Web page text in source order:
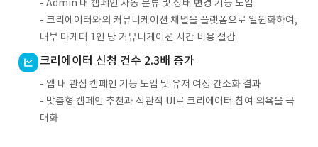
- Admin 내 캠페인 자동 분류 및 상태 변경 기능 도입
- 크리에이터와의 커뮤니케이션 채널을 플랫폼으로 일원화하여,
내부 마케터 1인 당 커뮤니케이션 시간 비용 절감
크리에이터 신청 건수 2.3배 증가
- 앱 내 관심 캠페인 기능 도입 및 유저 여정 간소화 결과
- 맞춤형 캠페인 추천과 직관적 UI로 크리에이터 참여 의욕을 극
대화